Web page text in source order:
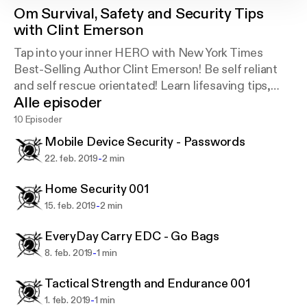
Om Survival, Safety and Security Tips
with Clint Emerson
Tap into your inner HERO with New York Times
Best-Selling Author Clint Emerson! Be self reliant
and self rescue orientated! Learn lifesaving tips,
hacks and how embrace the Survival, Safety and
Security Lifestyle.
Alle episoder
10 Episoder
Mobile Device Security - Passwords
22. feb. 2019-2 min
Home Security 001
15. feb. 2019-2 min
EveryDay Carry EDC - Go Bags
8. feb. 2019-1 min
Tactical Strength and Endurance 001
1. feb. 2019-1 min